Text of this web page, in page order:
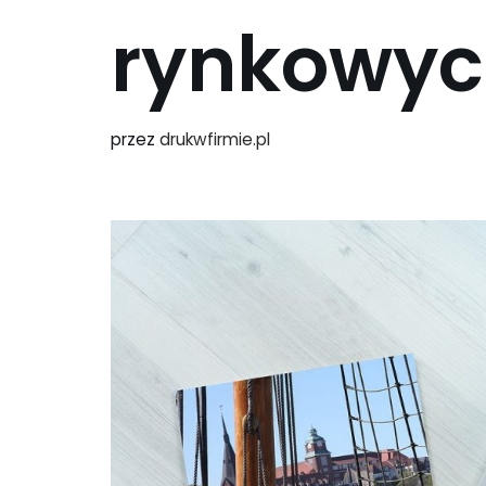
przez drukwfirmie.pl